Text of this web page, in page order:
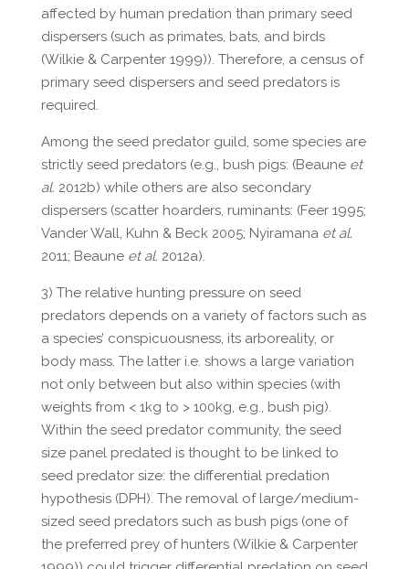
affected by human predation than primary seed
dispersers (such as primates, bats, and birds
(Wilkie & Carpenter 1999)). Therefore, a census of
primary seed dispersers and seed predators is
required.
Among the seed predator guild, some species are
strictly seed predators (e.g., bush pigs: (Beauneet
al. 2012b) while others are also secondary
dispersers (scatter hoarders, ruminants: (Feer 1995;
Vander Wall, Kuhn & Beck 2005; Nyiramanaet al.
2011; Beauneet al. 2012a).
3) The relative hunting pressure on seed
predators depends on a variety of factors such as
a species’ conspicuousness, its arboreality, or
body mass. The latter i.e. shows a large variation
not only between but also within species (with
weights from < 1kg to > 100kg, e.g., bush pig).
Within the seed predator community, the seed
size panel predated is thought to be linked to
seed predator size: the differential predation
hypothesis (DPH). The removal of large/medium-
sized seed predators such as bush pigs (one of
the preferred prey of hunters (Wilkie & Carpenter